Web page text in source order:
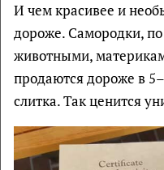
И чем красивее и
дороже. Самородки,
животными,
продаются дороже в
слитка. Так ценится